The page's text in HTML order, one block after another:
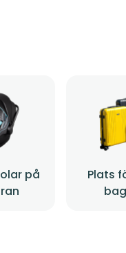
på
Plats